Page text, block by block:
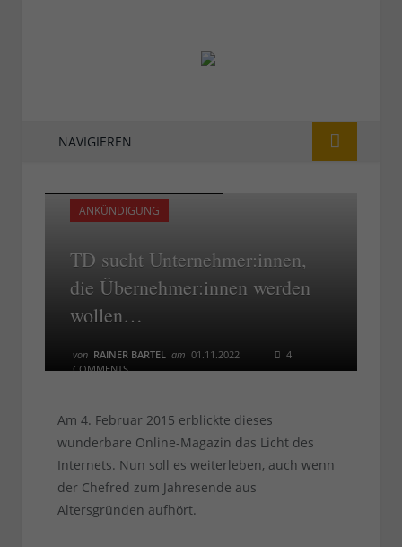
NAVIGIEREN
ANKÜNDIGUNG
TD sucht Unternehmer:innen,
die Übernehmer:innen werden
wollen…
von RAINER BARTEL am 01.11.2022
4
COMMENTS
Am 4. Februar 2015 erblickte dieses
wunderbare Online-Magazin das Licht des
Internets. Nun soll es weiterleben, auch wenn
der Chefred zum Jahresende aus
Altersgründen aufhört.